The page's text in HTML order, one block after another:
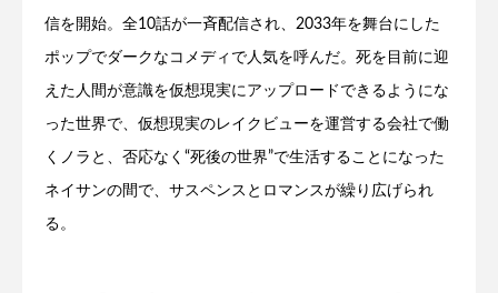
信を開始。全10話が一斉配信され、2033年を舞台にした
ポップでダークなコメディで人気を呼んだ。死を目前に迎
えた人間が意識を仮想現実にアップロードできるようにな
った世界で、仮想現実のレイクビューを運営する会社で働
くノラと、否応なく“死後の世界”で生活することになった
ネイサンの間で、サスペンスとロマンスが繰り広げられ
る。